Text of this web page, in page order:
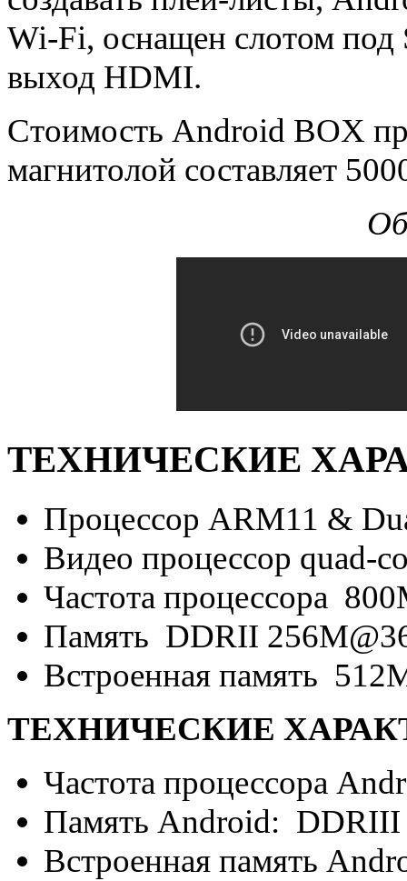
Wi-Fi, оснащен слотом под
выход HDMI.
Стоимость Android BOX
магнитолой составляет
ТЕХНИЧЕСКИЕ
Процессор ARM11 &
Видео процессор quad-
Частота процессора
Память DDRII
Встроенная память
ТЕХНИЧЕСКИЕ
Частота процессора
Память Android: DDRIII
Встроенная память